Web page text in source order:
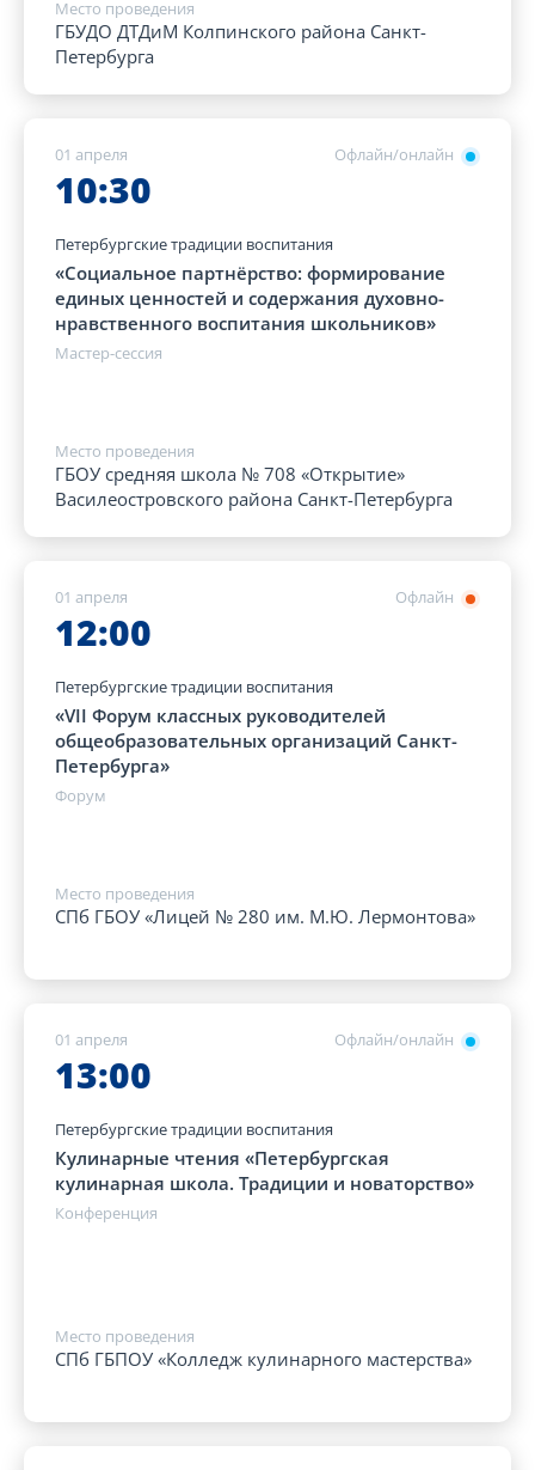
Место проведения
ГБУДО ДТДиМ Колпинского района Санкт-
Петербурга
Офлайн/онлайн
01 апреля
10:30
Петербургские традиции воспитания
«Социальное партнёрство: формирование
единых ценностей и содержания духовно-
нравственного воспитания школьников»
Мастер-сессия
Место проведения
ГБОУ средняя школа № 708 «Открытие»
Василеостровского района Санкт-Петербурга
Офлайн
01 апреля
12:00
Петербургские традиции воспитания
«VII Форум классных руководителей
общеобразовательных организаций Санкт-
Петербурга»
Форум
Место проведения
СПб ГБОУ «Лицей № 280 им. М.Ю. Лермонтова»
Офлайн/онлайн
01 апреля
13:00
Петербургские традиции воспитания
Кулинарные чтения «Петербургская
кулинарная школа. Традиции и новаторство»
Конференция
Место проведения
СПб ГБПОУ «Колледж кулинарного мастерства»